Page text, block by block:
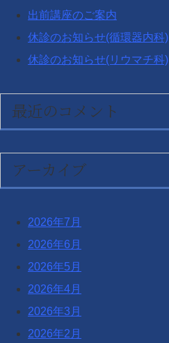
出前講座のご案内
休診のお知らせ(循環器内科)
休診のお知らせ(リウマチ科)
最近のコメント
アーカイブ
2026年7月
2026年6月
2026年5月
2026年4月
2026年3月
2026年2月